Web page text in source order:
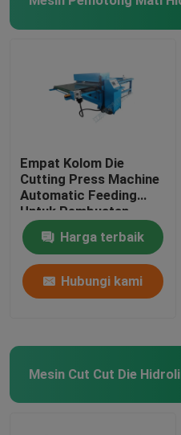
lembaran plastik
Empat Kolom Die
Cutting Press Machine
Automatic Feeding
Untuk Pembuatan
Sepatu Olahraga
Harga terbaik
Hubungi kami
Mesin Cut Cut Die